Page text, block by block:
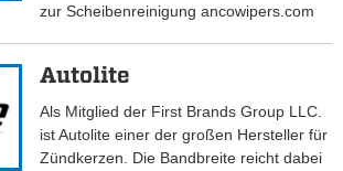
zur Scheibenreinigung ancowipers.com
Autolite
Als Mitglied der First Brands Group LLC.
ist Autolite einer der großen Hersteller für
Zündkerzen. Die Bandbreite reicht dabei